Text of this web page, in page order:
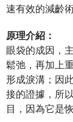
速有效的減齡術
原理介紹：
眼袋的成因，
鬆弛，再加上
形成淚溝；因
接的證據，所
目，因為它是